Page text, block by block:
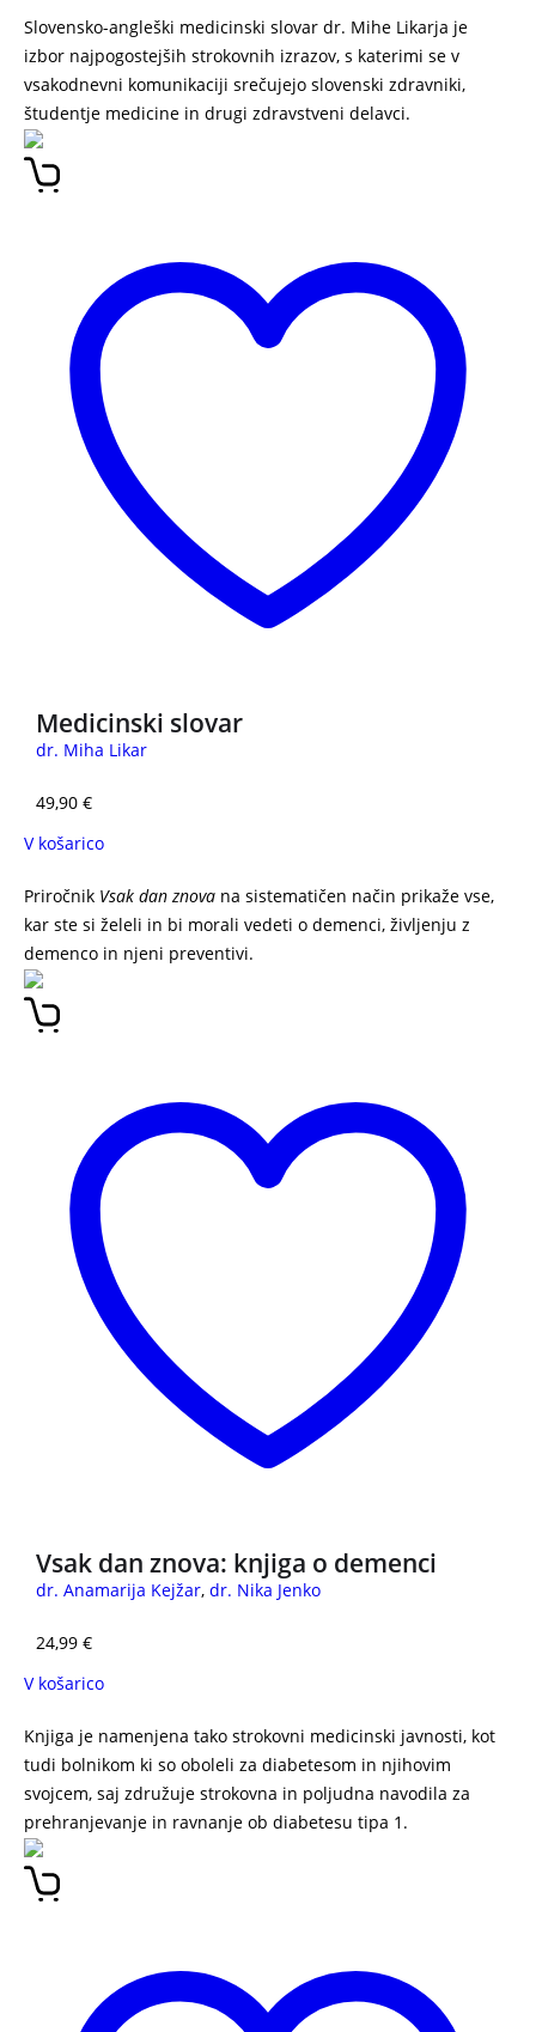
Slovensko-angleški medicinski slovar dr. Mihe Likarja je
izbor najpogostejših strokovnih izrazov, s katerimi se v
vsakodnevni komunikaciji srečujejo slovenski zdravniki,
študentje medicine in drugi zdravstveni delavci.
Medicinski slovar
dr. Miha Likar
49,90 €
V košarico
Priročnik Vsak dan znova na sistematičen način prikaže vse,
kar ste si želeli in bi morali vedeti o demenci, življenju z
demenco in njeni preventivi.
Vsak dan znova: knjiga o demenci
dr. Anamarija Kejžar, dr. Nika Jenko
24,99 €
V košarico
Knjiga je namenjena tako strokovni medicinski javnosti, kot
tudi bolnikom ki so oboleli za diabetesom in njihovim
svojcem, saj združuje strokovna in poljudna navodila za
prehranjevanje in ravnanje ob diabetesu tipa 1.